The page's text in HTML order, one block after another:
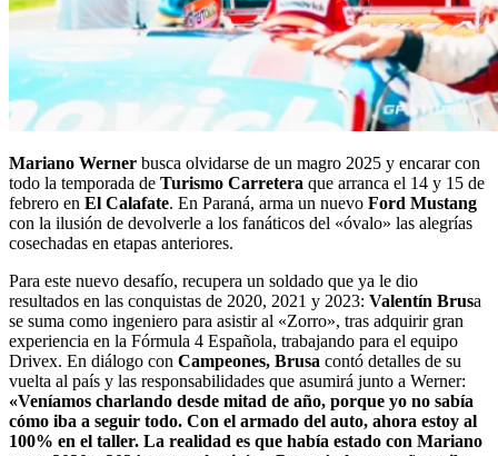
Mariano Werner busca olvidarse de un magro 2025 y encarar con
todo la temporada de Turismo Carretera que arranca el 14 y 15 de
febrero en El Calafate. En Paraná, arma un nuevo Ford Mustang
con la ilusión de devolverle a los fanáticos del «óvalo» las alegrías
cosechadas en etapas anteriores.
Para este nuevo desafío, recupera un soldado que ya le dio
resultados en las conquistas de 2020, 2021 y 2023: Valentín Brusa
se suma como ingeniero para asistir al «Zorro», tras adquirir gran
experiencia en la Fórmula 4 Española, trabajando para el equipo
Drivex. En diálogo con Campeones, Brusa contó detalles de su
vuelta al país y las responsabilidades que asumirá junto a Werner:
«Veníamos charlando desde mitad de año, porque yo no sabía
cómo iba a seguir todo. Con el armado del auto, ahora estoy al
100% en el taller. La realidad es que había estado con Mariano